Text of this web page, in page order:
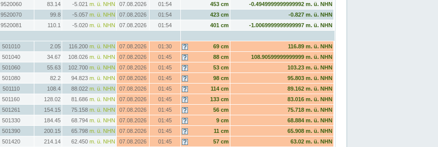
9520060 83.14 -5.021 m. ü. NHN 07.08.2026 01:54 453 cm
-0.4949999999999992 m. ü. NHN
9520070 99.8 -5.057 m. ü. NHN 07.08.2026 01:54 423 cm
-0.827 m. ü. NHN
9520081 110.1 -5.020 m. ü. NHN 07.08.2026 01:54 401 cm
-1.0069999999999997 m. ü. NHN
501010 2.05 116.200 m. ü. NHN 07.08.2026 01:30 69 cm
116.89 m. ü. NHN
501040 34.67 108.026 m. ü. NHN 07.08.2026 01:45 88 cm
108.90599999999999 m. ü. NHN
501060 55.63 102.700 m. ü. NHN 07.08.2026 01:45 53 cm
103.23 m. ü. NHN
501080 82.2 94.823 m. ü. NHN 07.08.2026 01:45 98 cm
95.803 m. ü. NHN
501110 108.4 88.022 m. ü. NHN 07.08.2026 01:45 114 cm
89.162 m. ü. NHN
501160 128.02 81.686 m. ü. NHN 07.08.2026 01:45 133 cm
83.016 m. ü. NHN
501261 154.15 75.158 m. ü. NHN 07.08.2026 01:45 56 cm
75.718 m. ü. NHN
501330 184.45 68.794 m. ü. NHN 07.08.2026 01:45 9 cm
68.884 m. ü. NHN
501390 200.15 65.798 m. ü. NHN 07.08.2026 01:45 11 cm
65.908 m. ü. NHN
501420 214.14 62.450 m. ü. NHN 07.08.2026 01:45 57 cm
63.02 m. ü. NHN